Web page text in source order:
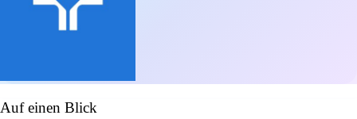
Auf einen Blick